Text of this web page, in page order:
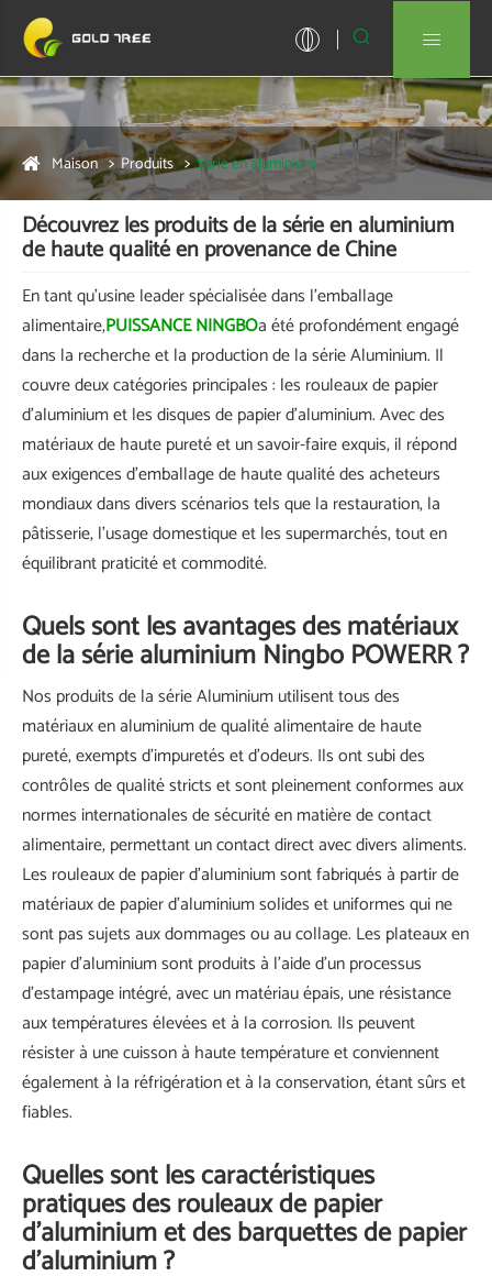
 
Maison Produits Série en aluminium
Découvrez les produits de la série en aluminium
de haute qualité en provenance de Chine
En tant qu'usine leader spécialisée dans l'emballage
alimentaire,PUISSANCE NINGBOa été profondément engagé
dans la recherche et la production de la série Aluminium. Il
couvre deux catégories principales : les rouleaux de papier
d’aluminium et les disques de papier d’aluminium. Avec des
matériaux de haute pureté et un savoir-faire exquis, il répond
aux exigences d'emballage de haute qualité des acheteurs
mondiaux dans divers scénarios tels que la restauration, la
pâtisserie, l'usage domestique et les supermarchés, tout en
équilibrant praticité et commodité.
Quels sont les avantages des matériaux
de la série aluminium Ningbo POWERR ?
Nos produits de la série Aluminium utilisent tous des
matériaux en aluminium de qualité alimentaire de haute
pureté, exempts d'impuretés et d'odeurs. Ils ont subi des
contrôles de qualité stricts et sont pleinement conformes aux
normes internationales de sécurité en matière de contact
alimentaire, permettant un contact direct avec divers aliments.
Les rouleaux de papier d'aluminium sont fabriqués à partir de
matériaux de papier d'aluminium solides et uniformes qui ne
sont pas sujets aux dommages ou au collage. Les plateaux en
papier d'aluminium sont produits à l'aide d'un processus
d'estampage intégré, avec un matériau épais, une résistance
aux températures élevées et à la corrosion. Ils peuvent
résister à une cuisson à haute température et conviennent
également à la réfrigération et à la conservation, étant sûrs et
fiables.
Quelles sont les caractéristiques
pratiques des rouleaux de papier
d’aluminium et des barquettes de papier
d’aluminium ?